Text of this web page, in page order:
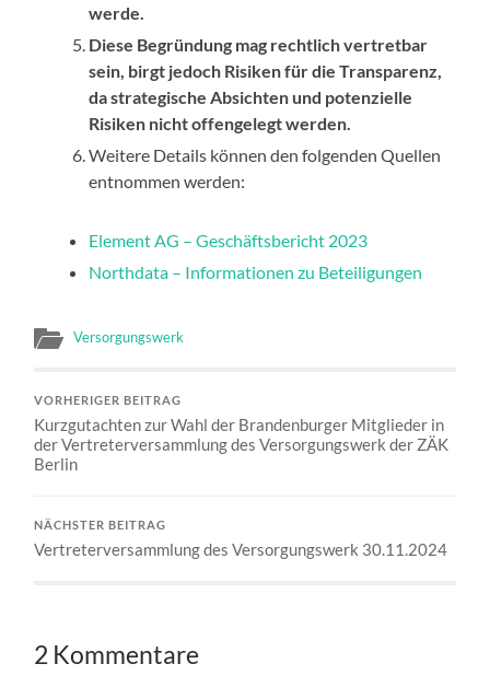
werde.
Diese Begründung mag rechtlich vertretbar
sein, birgt jedoch Risiken für die Transparenz,
da strategische Absichten und potenzielle
Risiken nicht offengelegt werden.
Weitere Details können den folgenden Quellen
entnommen werden:
Element AG – Geschäftsbericht 2023
Northdata – Informationen zu Beteiligungen
Versorgungswerk
VORHERIGER BEITRAG
Kurzgutachten zur Wahl der Brandenburger Mitglieder in
der Vertreterversammlung des Versorgungswerk der ZÄK
Berlin
NÄCHSTER BEITRAG
Vertreterversammlung des Versorgungswerk 30.11.2024
2 Kommentare